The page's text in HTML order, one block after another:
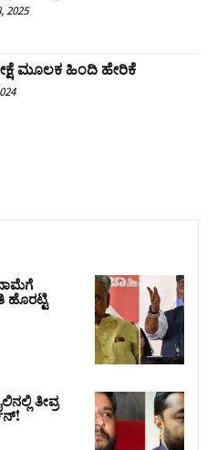
2025
ಮೂಲಕ ಹಿಂದಿ ಹೇರಿಕೆ
ತೀವ್ರ